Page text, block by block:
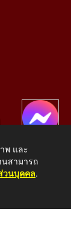
พ และ
สามารถ
วนบุคคล.